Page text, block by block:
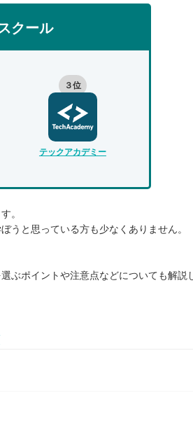
クール
３位
テックアカデミー
。
うと思っている方も少なくありません。
ぶポイントや注意点などについても解説